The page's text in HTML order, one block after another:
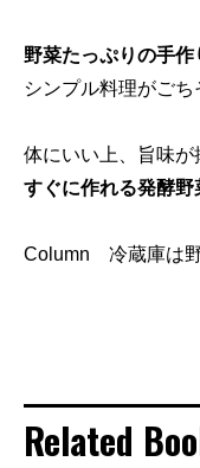
野菜たっぷりの手作
シンプル料理がごち
体にいい上、旨味が
すぐに作れる発酵野
Column 冷蔵庫は野
Related